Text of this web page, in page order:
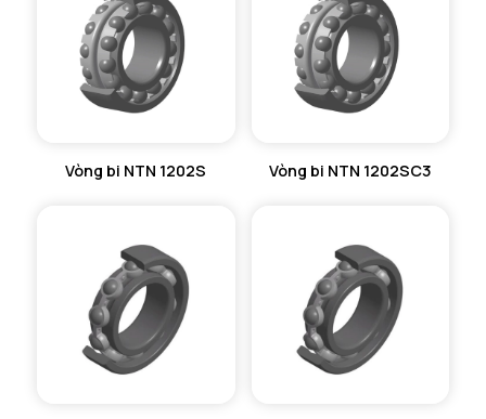
VÒNG BI CHẶN TRỤC NTN
VÒNG BI LĂN TRỤ ĐẨY NTN
GỐI ĐỠ 2 NỬA NTN
MÁY GIA NHIỆT NTN
Vòng bi NTN 1202S Vòng bi NTN 1202SC3